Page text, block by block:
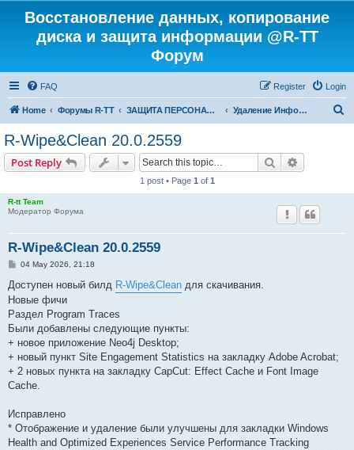
Восстановление данных, копирование
диска и защита информации @R-TT
Форум
FAQ Login
Register
Home Форумы R-TT ЗАЩИТА ПЕРСОНАЛЬНЫХ ДАННЫХ И БЕЗОПАСНОСТЬ Удаление Информации с Диска
R-Wipe&Clean 20.0.2559
Post Reply Search
1 post • Page 1 of 1
R-tt Team
Модератор Форума
R-Wipe&Clean 20.0.2559
P
s
04 May 2026, 21:18
Доступен новый билд R-Wipe&Clean для скачивания.
Новые фичи
Раздел Program Traces
Были добавлены следующие пункты:
+ новое приложение Neo4j Desktop;
+ новый пункт Site Engagement Statistics на закладку Adobe Acrobat;
+ 2 новых пункта на закладку CapCut: Effect Cache и Font Image
Cache.
Исправлено
* Отображение и удаление были улучшены для закладки Windows
Health and Optimized Experiences Service Performance Tracking